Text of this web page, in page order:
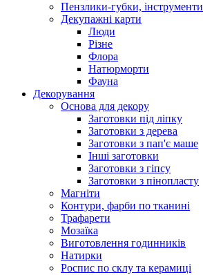
Пензлики-губки, інструменти
Декупажні карти
Люди
Різне
Флора
Натюрморти
Фауна
Декорування
Основа для декору
Заготовки під ліпку
Заготовки з дерева
Заготовки з пап'є маше
Інші заготовки
Заготовки з гіпсу
Заготовки з пінопласту
Магніти
Контури, фарби по тканині
Трафарети
Мозаїка
Виготовлення годинників
Натирки
Роспис по склу та керамиці